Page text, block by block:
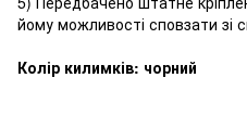
йому можливості сповзати зі
Колір килимків: чорний